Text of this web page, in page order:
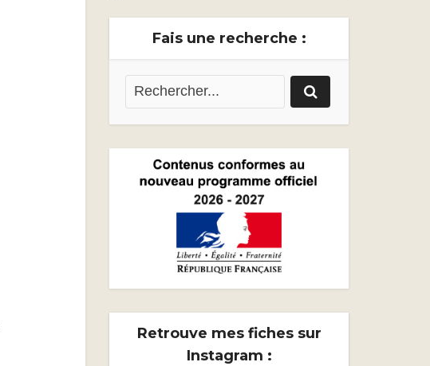
Fais une recherche :
Retrouve mes fiches sur
Instagram :